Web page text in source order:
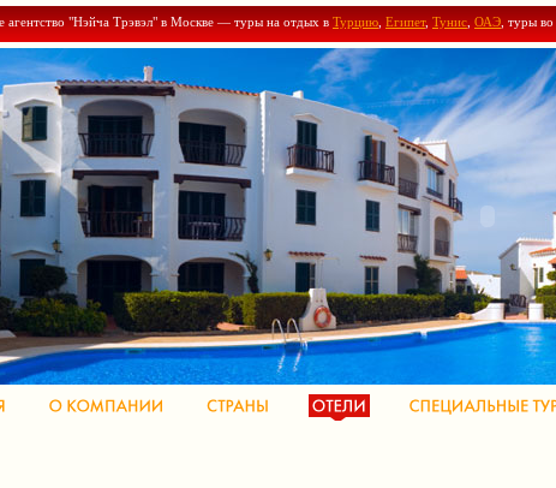
агентство "Нэйча Трэвэл" в Москве — туры на отдых в Турцию Египет, Тунис ОАЭ , туры во